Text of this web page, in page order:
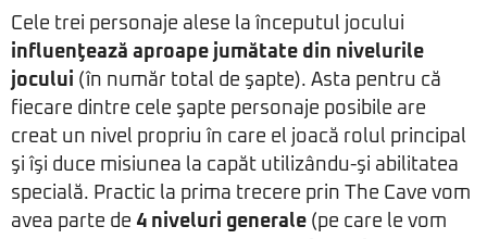
Cele trei personaje alese la începutul jocului
influenţează aproape jumătate din nivelurile
jocului (în număr total de şapte). Asta pentru că
fiecare dintre cele şapte personaje posibile are
creat un nivel propriu în care el joacă rolul principal
şi îşi duce misiunea la capăt utilizându-şi abilitatea
specială. Practic la prima trecere prin The Cave vom
avea parte de 4 niveluri generale (pe care le vom